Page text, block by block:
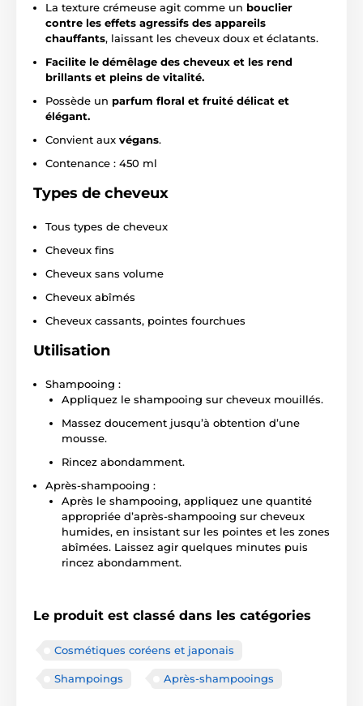
La texture crémeuse agit comme un bouclier
contre les effets agressifs des appareils
chauffants, laissant les cheveux doux et éclatants.
Facilite le démêlage des cheveux et les rend
brillants et pleins de vitalité.
Possède un parfum floral et fruité délicat et
élégant.
Convient aux végans.
Contenance : 450 ml
Types de cheveux
Tous types de cheveux
Cheveux fins
Cheveux sans volume
Cheveux abîmés
Cheveux cassants, pointes fourchues
Utilisation
Shampooing :
Appliquez le shampooing sur cheveux mouillés.
Massez doucement jusqu’à obtention d’une
mousse.
Rincez abondamment.
Après-shampooing :
Après le shampooing, appliquez une quantité
appropriée d’après-shampooing sur cheveux
humides, en insistant sur les pointes et les zones
abîmées. Laissez agir quelques minutes puis
rincez abondamment.
Le produit est classé dans les catégories
Cosmétiques coréens et japonais
Shampoings Après-shampooings